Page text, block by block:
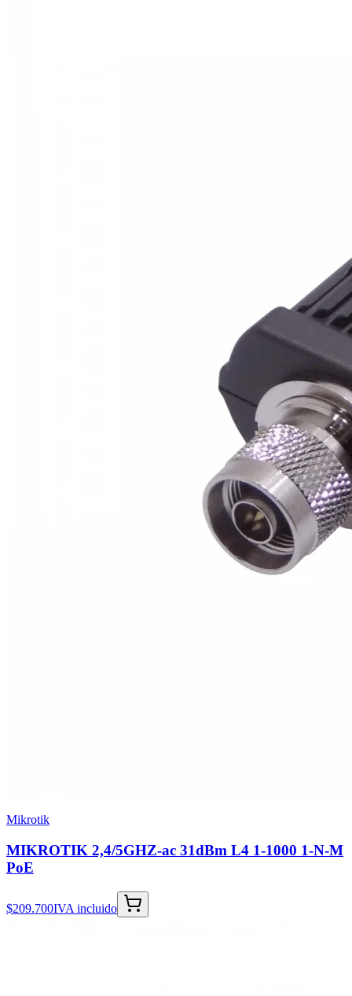
Mikrotik
MIKROTIK 2,4/5GHZ-ac 31dBm L4 1-1000 1-N-M
PoE
$209.700IVA incluido